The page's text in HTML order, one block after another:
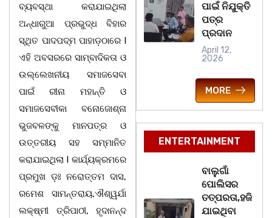
ବ୍ୟବସ୍ଥା କରାଯାଇଥିଲା
ଅନ୍ଧାରୁଆ ପ୍ରଭୁଦ୍ଧ ବିହାର
ସ୍ଥିତ ପାଦପଦ୍ମ ପାହାଡ଼ଠାରେ l
ଏହି ଅବସରରେ ସାମ୍ବାଦିକତା ଓ
ଉଲ୍ଲେଖନୀୟ ସମାଜସେବା
ପାଇଁ ରୀନା ମହାନ୍ତି ଓ
ସମାଜସେବୀକା ବନୋଜୋଶ୍ନା
ଭୁଜବଳଙ୍କୁ ମାନପତ୍ର ଓ
ଉତ୍ତରୀୟ ସହ ସମ୍ମାନିତ
କରାଯାଇଥିଲା l କାର୍ଯ୍ୟକ୍ରମରେ
ପ୍ରମୁଖ ଡ଼ଃ ନରୋତ୍ତମ ଦାସ,
ରମେଶ ସାମନ୍ତରାୟ,ଐଶ୍ୱର୍ଯା
ଲକ୍ଷ୍ମୀ ତ୍ରିପାଠୀ, ହୃଦାନନ୍ଦ
ପାଇଁ ନିଯୁକ୍ତି
ପତ୍ର
ପ୍ରଦାନ
April 12,
2026
MORE
ENTERTAINMENT
ବାଲୁଗାଁ
ପୋଲିସର
ତତ୍‌ପରତା,ହଜି
ଯାଇଥିବା